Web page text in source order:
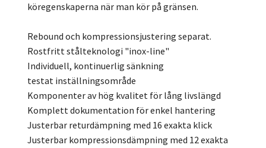
köregenskaperna när man kör på gränsen.
Rebound och kompressionsjustering separat.
Rostfritt stålteknologi "inox-line"
Individuell, kontinuerlig sänkning
testat inställningsområde
Komponenter av hög kvalitet för lång livslängd
Komplett dokumentation för enkel hantering
Justerbar returdämpning med 16 exakta klick
Justerbar kompressionsdämpning med 12 exakta